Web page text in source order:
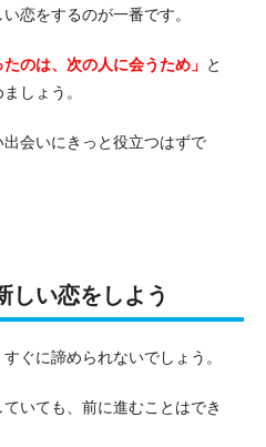
恋をするのが一番です。
のは、次の人に会うため」 と
しょう。
会いにきっと役立つはずで
しい恋をしよう
ぐに諦められないでしょう。
いても、前に進むことはでき